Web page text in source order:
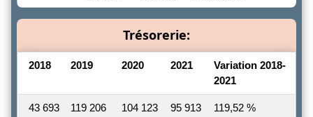
Trésorerie:
2018 2019 2020 2021
Variation 2018-
2021
43 693 119 206 104 123 95 913 119,52 %